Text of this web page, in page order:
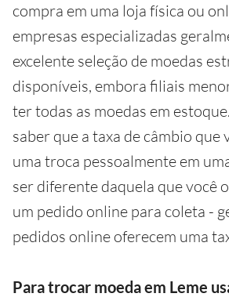
compra em uma loja física ou
empresas especializadas
excelente seleção de moedas
disponíveis, embora filiais
ter todas as moedas em
saber que a taxa de câmbio que
uma troca pessoalmente em
ser diferente daquela que você
um pedido online para coleta -
pedidos online oferecem uma
Para trocar moeda em Leme